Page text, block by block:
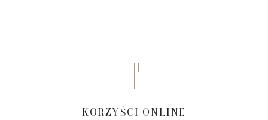
KORZYŚCI ONLINE